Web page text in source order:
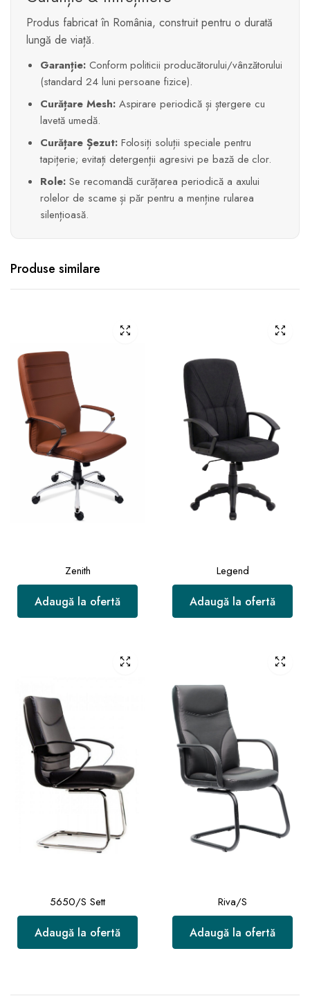
Produs fabricat în România, construit pentru o durată
lungă de viață.
Garanție:Conform politicii producătorului/vânzătorului
(standard 24 luni persoane fizice).
Curățare Mesh:Aspirare periodică și ștergere cu
lavetă umedă.
Curățare Șezut:Folosiți soluții speciale pentru
tapițerie; evitați detergenții agresivi pe bază de clor.
Role:Se recomandă curățarea periodică a axului
rolelor de scame și păr pentru a menține rularea
silențioasă.
Produse similare
Zenith
Adaugă la ofertă
Legend
Adaugă la ofertă
5650/S Sett
Adaugă la ofertă
Riva/S
Adaugă la ofertă